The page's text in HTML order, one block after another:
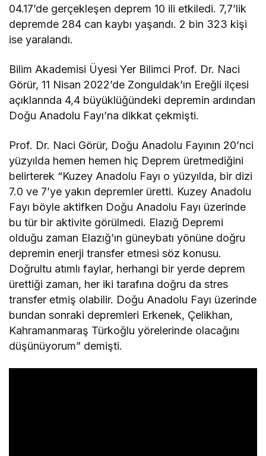
04.17’de gerçekleşen deprem 10 ili etkiledi. 7,7’lik
depremde 284 can kaybı yaşandı. 2 bin 323 kişi
ise yaralandı.
Bilim Akademisi Üyesi Yer Bilimci Prof. Dr. Naci
Görür, 11 Nisan 2022’de Zonguldak’ın Ereğli ilçesi
açıklarında 4,4 büyüklüğündeki depremin ardından
Doğu Anadolu Fayı’na dikkat çekmişti.
Prof. Dr. Naci Görür, Doğu Anadolu Fayının 20’nci
yüzyılda hemen hemen hiç Deprem üretmediğini
belirterek “Kuzey Anadolu Fayı o yüzyılda, bir dizi
7.0 ve 7’ye yakın depremler üretti. Kuzey Anadolu
Fayı böyle aktifken Doğu Anadolu Fayı üzerinde
bu tür bir aktivite görülmedi. Elazığ Depremi
olduğu zaman Elazığ’ın güneybatı yönüne doğru
depremin enerji transfer etmesi söz konusu.
Doğrultu atımlı faylar, herhangi bir yerde deprem
ürettiği zaman, her iki tarafına doğru da stres
transfer etmiş olabilir. Doğu Anadolu Fayı üzerinde
bundan sonraki depremleri Erkenek, Çelikhan,
Kahramanmaraş Türkoğlu yörelerinde olacağını
düşünüyorum” demişti.